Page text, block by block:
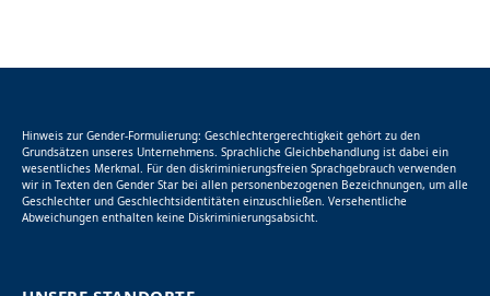
Hinweis zur Gender-Formulierung: Geschlechtergerechtigkeit gehört zu den
Grundsätzen unseres Unternehmens. Sprachliche Gleichbehandlung ist dabei ein
wesentliches Merkmal. Für den diskriminierungsfreien Sprachgebrauch verwenden
wir in Texten den Gender Star bei allen personenbezogenen Bezeichnungen, um alle
Geschlechter und Geschlechtsidentitäten einzuschließen. Versehentliche
Abweichungen enthalten keine Diskriminierungsabsicht.